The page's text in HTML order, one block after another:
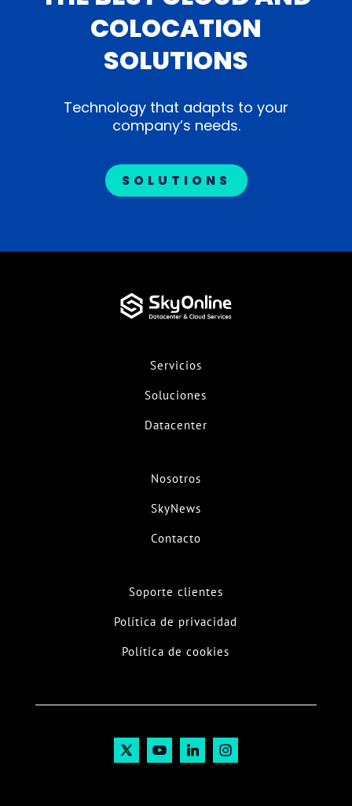
COLOCATION
SOLUTIONS
Technology that adapts to your
company’s needs.
SOLUTIONS
Servicios
Soluciones
Datacenter
Nosotros
SkyNews
Contacto
Soporte clientes
Política de privacidad
Política de cookies